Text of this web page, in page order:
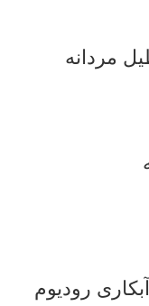
مردانه